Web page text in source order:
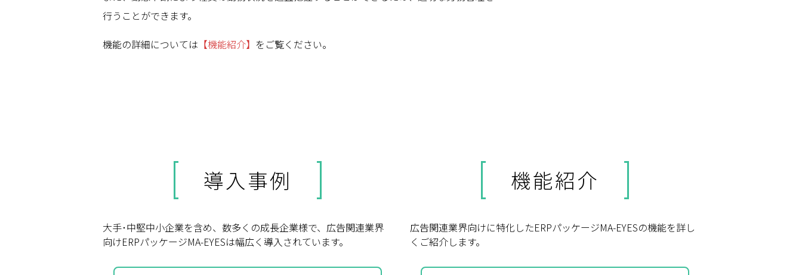
行うことができます。
機能の詳細については 【機能紹介】 をご覧ください。
導入事例
大手･中堅中小企業を含め、数多くの成長企業様で、広告関連業界
向けERPパッケージMA-EYESは幅広く導入されています。
機能紹介
広告関連業界向けに特化したERPパッケージMA-EYESの機能を詳し
くご紹介します。